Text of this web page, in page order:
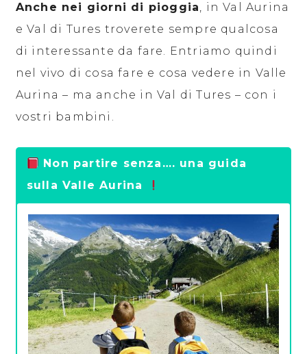
Anche nei giorni di pioggia, in Val Aurina
e Val di Tures troverete sempre qualcosa
di interessante da fare. Entriamo quindi
nel vivo di cosa fare e cosa vedere in Valle
Aurina – ma anche in Val di Tures – con i
vostri bambini.
Non partire senza…. una guida
sulla Valle Aurina